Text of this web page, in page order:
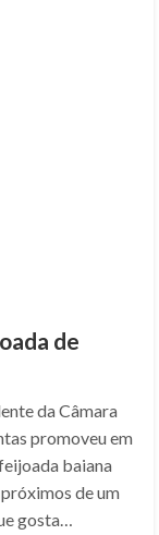
de
da Câmara
promoveu em
baiana
de um
gosta…